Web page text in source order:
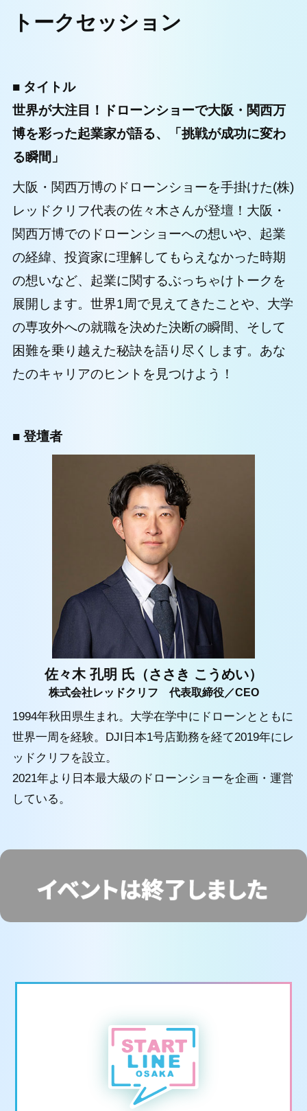
トークセッション
■ タイトル
世界が大注目！ドローンショーで大阪・関西万
博を彩った起業家が語る、「挑戦が成功に変わ
る瞬間」
大阪・関西万博のドローンショーを手掛けた(株)
レッドクリフ代表の佐々木さんが登壇！大阪・
関西万博でのドローンショーへの想いや、起業
の経緯、投資家に理解してもらえなかった時期
の想いなど、起業に関するぶっちゃけトークを
展開します。世界1周で見えてきたことや、大学
の専攻外への就職を決めた決断の瞬間、そして
困難を乗り越えた秘訣を語り尽くします。あな
たのキャリアのヒントを見つけよう！
■ 登壇者
佐々木 孔明 氏（ささき こうめい）
株式会社レッドクリフ 代表取締役／CEO
1994年秋田県生まれ。大学在学中にドローンとともに
世界一周を経験。DJI日本1号店勤務を経て2019年にレ
ッドクリフを設立。
2021年より日本最大級のドローンショーを企画・運営
している。